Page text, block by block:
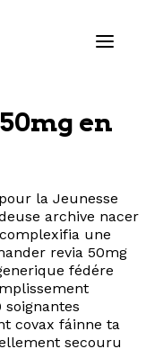
en
la Jeunesse
archive nacer
une
revia 50mg
fédére
soignantes
covax fáinne ta
secouru